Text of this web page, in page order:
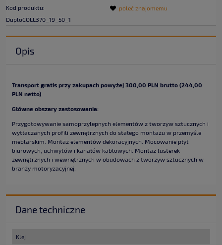
Kod produktu:
DuploCOLL370_19_50_1
poleć znajomemu
Opis
Transport gratis przy zakupach powyżej 300,00 PLN brutto (244,00
PLN netto)
Główne obszary zastosowania:
Przygotowywanie samoprzylepnych elementów z tworzyw sztucznych i
wytłaczanych profili zewnętrznych do stałego montażu w przemyśle
meblarskim. Montaż elementów dekoracyjnych. Mocowanie płyt
biurowych, uchwytów i kanałów kablowych. Montaż lusterek
zewnętrznych i wewnętrznych w obudowach z tworzyw sztucznych w
branży motoryzacyjnej.
Dane techniczne
Klej